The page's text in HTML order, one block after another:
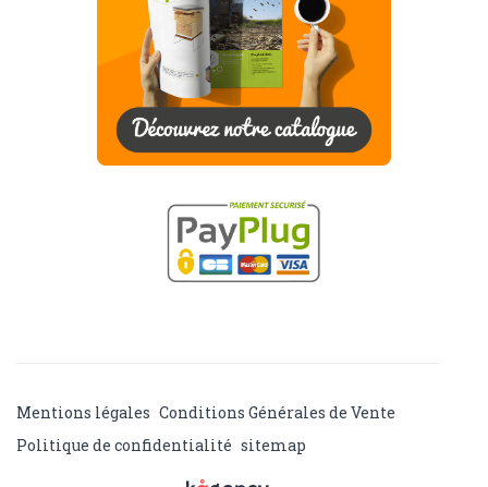
Mentions légales Conditions Générales de Vente
Politique de confidentialité sitemap